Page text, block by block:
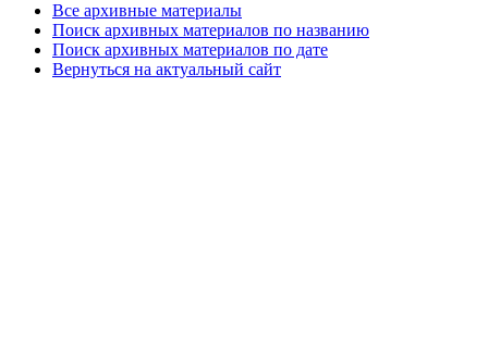
Все архивные материалы
Поиск архивных материалов по названию
Поиск архивных материалов по дате
Вернуться на актуальный сайт